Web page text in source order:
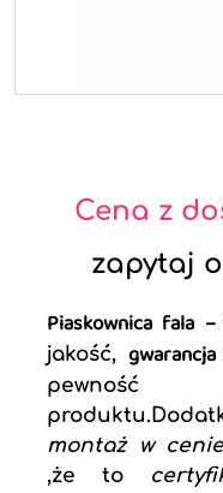
Cena z
zapytaj
Piaskownica fala
jakość,
pewność
montaż w
,że to